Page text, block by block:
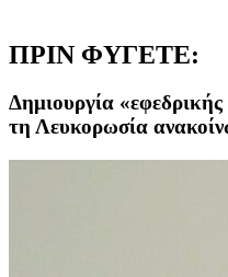
ΠΡΙΝ ΦΥΓΕΤΕ:
Δημιουργία
τη Λευκορωσία